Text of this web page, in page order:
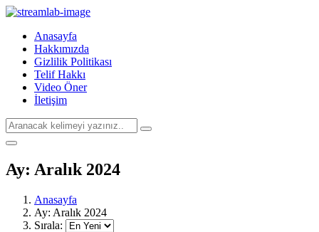
Anasayfa
Hakkımızda
Gizlilik Politikası
Telif Hakkı
Video Öner
İletişim
Ay: Aralık 2024
Anasayfa
Ay: Aralık 2024
Sırala: